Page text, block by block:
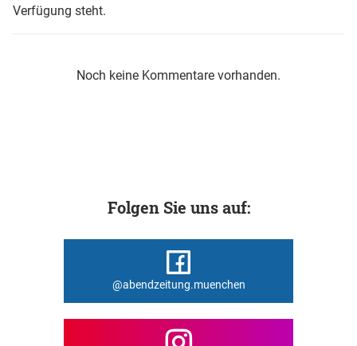
Verfügung steht.
Noch keine Kommentare vorhanden.
Folgen Sie uns auf:
@abendzeitung.muenchen